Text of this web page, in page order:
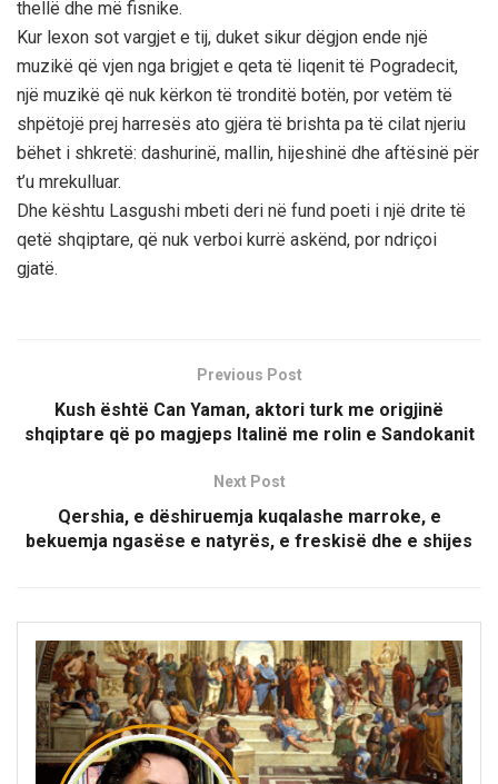
thellë dhe më fisnike.
Kur lexon sot vargjet e tij, duket sikur dëgjon ende një
muzikë që vjen nga brigjet e qeta të liqenit të Pogradecit,
një muzikë që nuk kërkon të tronditë botën, por vetëm të
shpëtojë prej harresës ato gjëra të brishta pa të cilat njeriu
bëhet i shkretë: dashurinë, mallin, hijeshinë dhe aftësinë për
t’u mrekulluar.
Dhe kështu Lasgushi mbeti deri në fund poeti i një drite të
qetë shqiptare, që nuk verboi kurrë askënd, por ndriçoi
gjatë.
Previous Post
Kush është Can Yaman, aktori turk me origjinë
shqiptare që po magjeps Italinë me rolin e Sandokanit
Next Post
Qershia, e dëshiruemja kuqalashe marroke, e
bekuemja ngasëse e natyrës, e freskisë dhe e shijes